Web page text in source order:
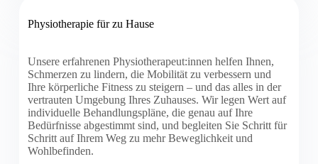
Physiotherapie für zu Hause
Unsere erfahrenen Physiotherapeut:innen helfen Ihnen,
Schmerzen zu lindern, die Mobilität zu verbessern und
Ihre körperliche Fitness zu steigern – und das alles in der
vertrauten Umgebung Ihres Zuhauses. Wir legen Wert auf
individuelle Behandlungspläne, die genau auf Ihre
Bedürfnisse abgestimmt sind, und begleiten Sie Schritt für
Schritt auf Ihrem Weg zu mehr Beweglichkeit und
Wohlbefinden.